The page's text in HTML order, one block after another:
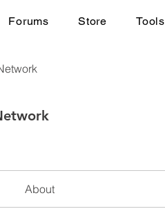
Forums Store Tools
About